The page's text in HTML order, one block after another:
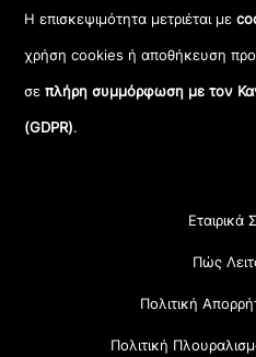
Η επισκεψιμότητα μετριέται με
χρήση cookies ή αποθήκευση
σεπλήρη συμμόρφωση με τον
(GDPR).
Εταιρικά
Πώς
Πολιτική
Πολιτική